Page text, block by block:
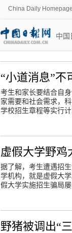
China Daily Homepage
中国
“小道消息”不
考生和家长要结合自
家需要和社会需求，
学校招生章程等实行
虚假大学野鸡
据了解，考生遭遇招
学机构，就是虚假大
假大学实施招生骗局
野猪被调出“